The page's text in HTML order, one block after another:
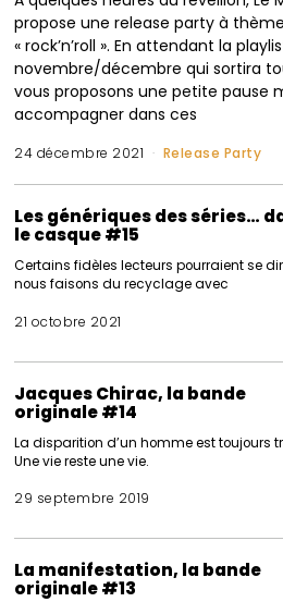
propose une release party à
« rock’n’roll ». En attendant la
novembre/décembre qui sortira
vous proposons une petite pause
accompagner dans ces
24 décembre 2021 Release Party
Les génériques des séries…
le casque #15
Certains fidèles lecteurs pourraient se
nous faisons du recyclage avec
21 octobre 2021
Jacques Chirac, la bande
originale #14
La disparition d’un homme est toujours
Une vie reste une vie.
29 septembre 2019
La manifestation, la bande
originale #13